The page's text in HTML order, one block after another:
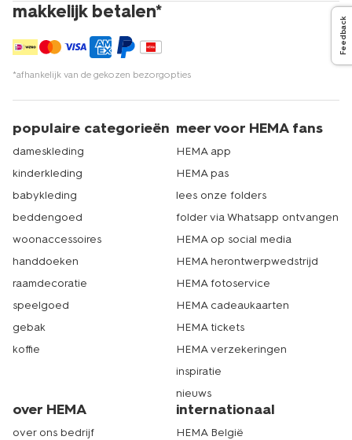
makkelijk betalen*
*afhankelijk van de gekozen bezorgopties
populaire categorieën
dameskleding
kinderkleding
babykleding
beddengoed
woonaccessoires
handdoeken
raamdecoratie
speelgoed
gebak
koffie
meer voor HEMA fans
HEMA app
HEMA pas
lees onze folders
folder via Whatsapp ontvangen
HEMA op social media
HEMA herontwerpwedstrijd
HEMA fotoservice
HEMA cadeaukaarten
HEMA tickets
HEMA verzekeringen
inspiratie
nieuws
over HEMA
over ons bedrijf
internationaal
HEMA België
Feedback